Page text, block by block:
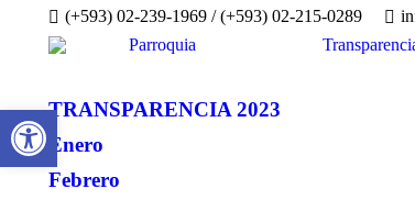
(+593) 02-239-1969 / (+593) 02-215-0289
Parroquia
TRANSPARENCIA 2023
Enero
Febrero
Abrir barra de herramientas